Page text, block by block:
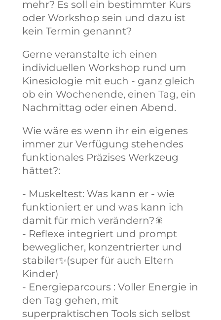
mehr? Es soll ein bestimmter Kurs
oder Workshop sein und dazu ist
kein Termin genannt?
Gerne veranstalte ich einen
individuellen Workshop rund um
Kinesiologie mit euch - ganz gleich
ob ein Wochenende, einen Tag, ein
Nachmittag oder einen Abend.
Wie wäre es wenn ihr ein eigenes
immer zur Verfügung stehendes
funktionales Präzises Werkzeug
hättet?:
- Muskeltest: Was kann er - wie
funktioniert er und was kann ich
damit für mich verändern?🎇
- Reflexe integriert und prompt
beweglicher, konzentrierter und
stabiler✨(super für auch Eltern
Kinder)
- Energieparcours : Voller Energie in
den Tag gehen, mit
superpraktischen Tools sich selbst